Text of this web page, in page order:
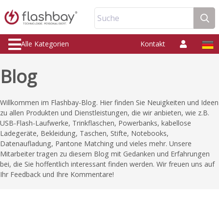
Suche
Alle Kategorien Kontakt
Blog
Willkommen im Flashbay-Blog. Hier finden Sie Neuigkeiten und Ideen
zu allen Produkten und Dienstleistungen, die wir anbieten, wie z.B.
USB-Flash-Laufwerke, Trinkflaschen, Powerbanks, kabellose
Ladegeräte, Bekleidung, Taschen, Stifte, Notebooks,
Datenaufladung, Pantone Matching und vieles mehr. Unsere
Mitarbeiter tragen zu diesem Blog mit Gedanken und Erfahrungen
bei, die Sie hoffentlich interessant finden werden. Wir freuen uns auf
Ihr Feedback und Ihre Kommentare!